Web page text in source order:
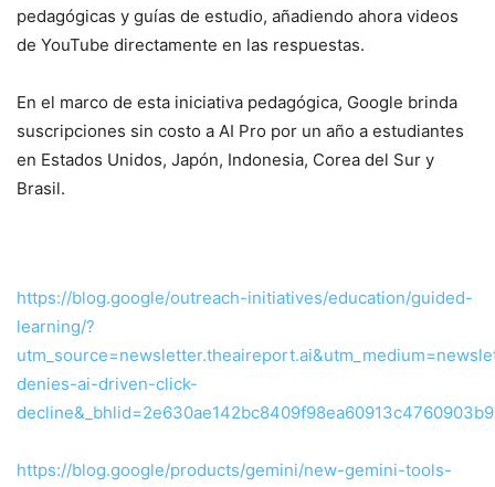
pedagógicas y guías de estudio, añadiendo ahora videos
de YouTube directamente en las respuestas.
En el marco de esta iniciativa pedagógica, Google brinda
suscripciones sin costo a AI Pro por un año a estudiantes
en Estados Unidos, Japón, Indonesia, Corea del Sur y
Brasil.
https://blog.google/outreach-initiatives/education/guided-
learning/?
denies-ai-driven-click-
https://blog.google/products/gemini/new-gemini-tools-